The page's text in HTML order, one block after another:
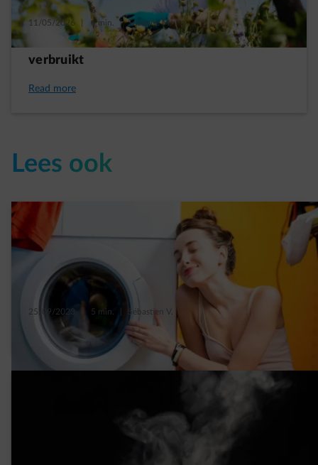
11/05/2026 1 min. | Suzanne M.
Een tuin die minder elektriciteit en water
verbruikt
Read more
Lees ook
25/09/2023 5 min. Sébastien V.
6 tips om je wasmachine beter te gebruiken